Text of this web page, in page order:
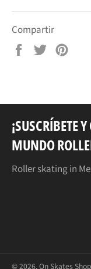
Compartir
Compartir
Tuitear
¡SUSCRÍBETE
MUNDO
Roller skating in
© 2026,On Skates Shop